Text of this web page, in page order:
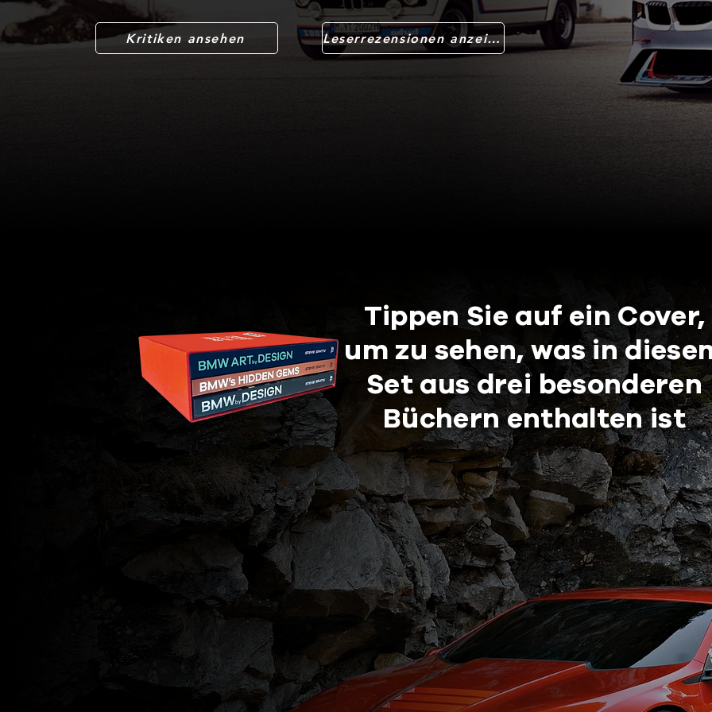
Kritiken ansehen Leserrezensionen anzeigen
Tippen Sie auf ein Cover,
um zu sehen, was in
Set aus drei besonderen
Büchern enthalten ist